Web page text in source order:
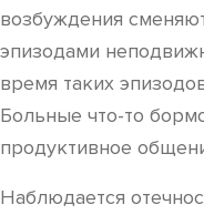
возбуждения
эпизодами
время таких
Больные что-то
продуктивное
Наблюдается